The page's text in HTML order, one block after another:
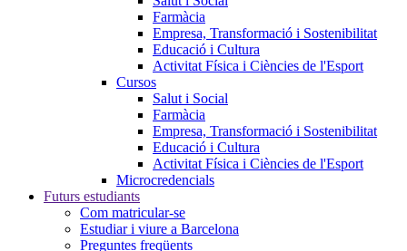
Farmàcia
Empresa, Transformació i Sostenibilitat
Educació i Cultura
Activitat Física i Ciències de l'Esport
Cursos
Salut i Social
Farmàcia
Empresa, Transformació i Sostenibilitat
Educació i Cultura
Activitat Física i Ciències de l'Esport
Microcredencials
Futurs estudiants
Com matricular-se
Estudiar i viure a Barcelona
Preguntes freqüents